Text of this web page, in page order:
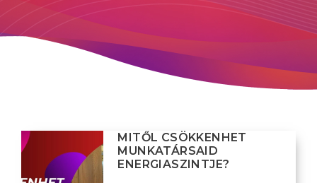
MITŐL CSÖKKENHET
MUNKATÁRSAID
ENERGIASZINTJE?